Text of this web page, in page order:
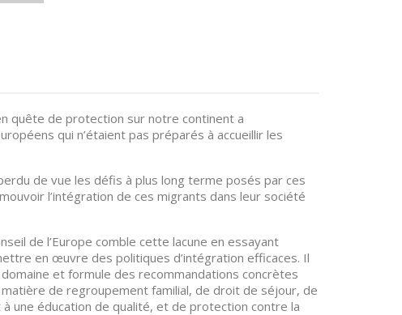
quête de protection sur notre continent a
qui n’étaient pas préparés à accueillir les
de vue les défis à plus long terme posés par ces
l’intégration de ces migrants dans leur société
de l’Europe comble cette lacune en essayant
en œuvre des politiques d’intégration efficaces. Il
et formule des recommandations concrètes
de regroupement familial, de droit de séjour, de
une éducation de qualité, et de protection contre la